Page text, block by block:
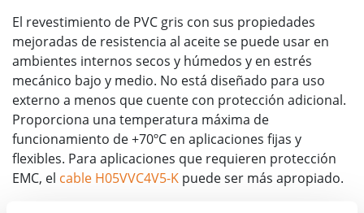
El revestimiento de PVC gris con sus propiedades
mejoradas de resistencia al aceite se puede usar en
ambientes internos secos y húmedos y en estrés
mecánico bajo y medio. No está diseñado para uso
externo a menos que cuente con protección adicional.
Proporciona una temperatura máxima de
funcionamiento de +70ºC en aplicaciones fijas y
flexibles. Para aplicaciones que requieren protección
EMC, el cable H05VVC4V5-K puede ser más apropiado.